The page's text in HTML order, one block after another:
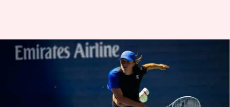
AS Terbuka 2023, tunggal putri:
Pemain yang harus diwaspadai
12:31 pm